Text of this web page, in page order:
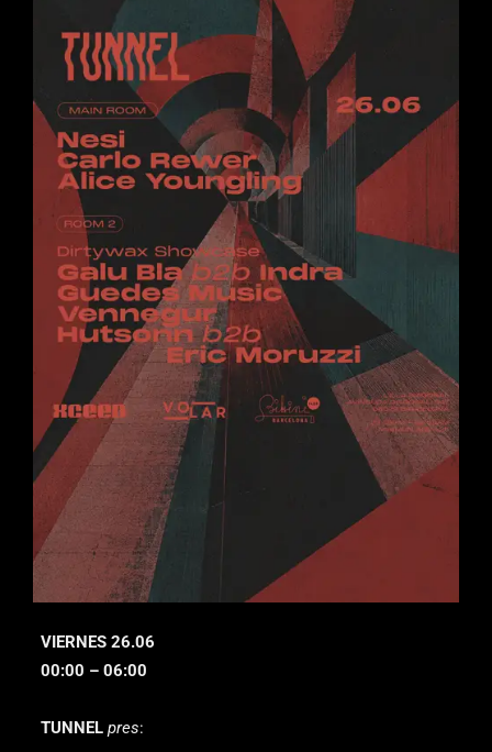
VIERNES 26.06
00:00 – 06:00
TUNNEL pres: